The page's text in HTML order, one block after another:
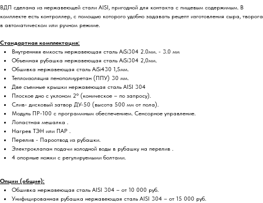
ВДП сделана из нержавеющей стали AISI, пригодной для контакта с пищевым содержимым. В
комплекте есть контроллер, с помощью которого удобно задавать рецепт изготовления сыра, творога
в автоматическом или ручном режиме.
Стандартная комплектация:
Внутренняя емкость нержавеющая сталь AiSi304 2.0мм. - 3.0 мм
Объемная рубашка нержавеющая сталь AiSi304 2,0мм.
Обшивка нержавеющая сталь AiSi430 1,5мм.
Теплоизоляция пенополиуретан (ППУ) 30 мм.
Две съемные крышки нержавеющая сталь AISI 304
Плоское дно с уклоном 2° (коническое – по запросу).
Слив- дисковый затвор ДУ-50 (высота 500 мм от пола).
Модуль ПР-100 с программным обеспечением. Сенсорное управление.
Лопастная мешалка .
Нагрев ТЭН или ПАР .
Перелив - Пароотвод из рубашки.
Электроклапан подачи холодной воды в рубашку на перелив .
4 опорные ножки с регулируемыми болтами.
Опции (общие):
Обшивка нержавеющая сталь AISI 304 – от 10 000 руб.
Унифицированная рубашка нержавеющая сталь AISI 304 – от 15 000 руб.